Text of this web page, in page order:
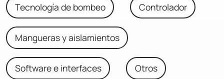
Tecnología de bombeo Controlador
Mangueras y aislamientos
Software e interfaces Otros